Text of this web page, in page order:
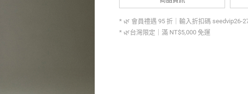
商品資訊
* 🌿 會員禮遇 95 折｜輸入折扣碼 seedvip26-27
* 🌿台灣限定｜滿 NT$5,000 免運